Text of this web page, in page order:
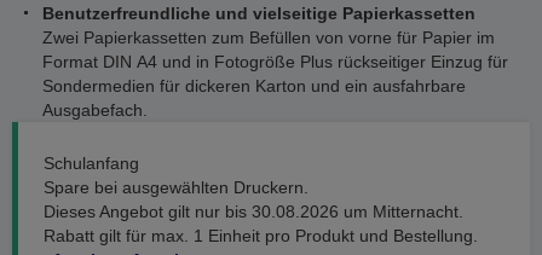
Benutzerfreundliche und vielseitige Papierkassetten
Zwei Papierkassetten zum Befüllen von vorne für Papier im
Format DIN A4 und in Fotogröße Plus rückseitiger Einzug für
Sondermedien für dickeren Karton und ein ausfahrbare
Ausgabefach.
Schulanfang
Spare bei ausgewählten Druckern.
Dieses Angebot gilt nur bis 30.08.2026 um Mitternacht.
Rabatt gilt für max. 1 Einheit pro Produkt und Bestellung.